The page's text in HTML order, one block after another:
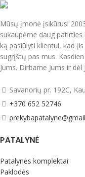
Patalynės komplektai
Pagaminta Ukrainoje.
Priežiūra:
Skalbti išverstus į blogąją
laipsnių temperatūroje, su
Rekomenduojame naudoti
tausojantį medvilninių
skalbiklis TENETEX
Mūsų įmonė įsikūrusi
sukaupėme daug
ką pasiūlyti klientui, kad
sugrįštų pas mus.
Jums. Dirbame Jums ir dėl
Savanorių pr. 192C,
+370 652 52746
PATALYNĖ
Patalynės komplektai
Paklodės